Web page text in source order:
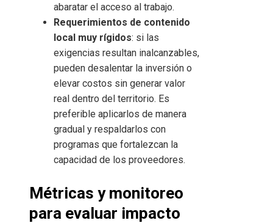
abaratar el acceso al trabajo.
Requerimientos de contenido
local muy rígidos: si las
exigencias resultan inalcanzables,
pueden desalentar la inversión o
elevar costos sin generar valor
real dentro del territorio. Es
preferible aplicarlos de manera
gradual y respaldarlos con
programas que fortalezcan la
capacidad de los proveedores.
Métricas y monitoreo
para evaluar impacto